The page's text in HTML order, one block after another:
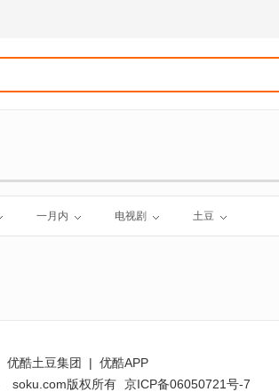
一月内 电视剧 土豆
优酷土豆集团 | 优酷APP
soku.com版权所有 京ICP备06050721号-7